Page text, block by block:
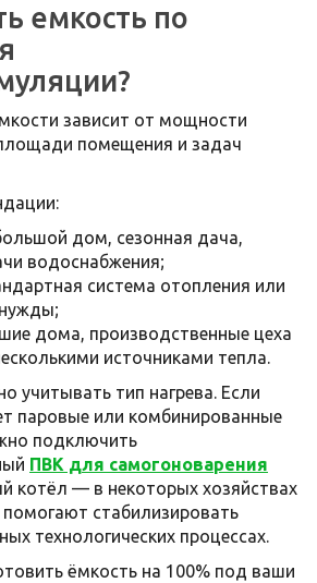
емкость по
зависит от мощности
помещения и задач
дом, сезонная дача,
водоснабжения;
система отопления или
дома, производственные цеха
источниками тепла.
учитывать тип нагрева. Если
паровые или комбинированные
подключить
ПВК для самогоноварения
котёл — в некоторых хозяйствах
стабилизировать
технологических процессах.
ёмкость на 100% под ваши